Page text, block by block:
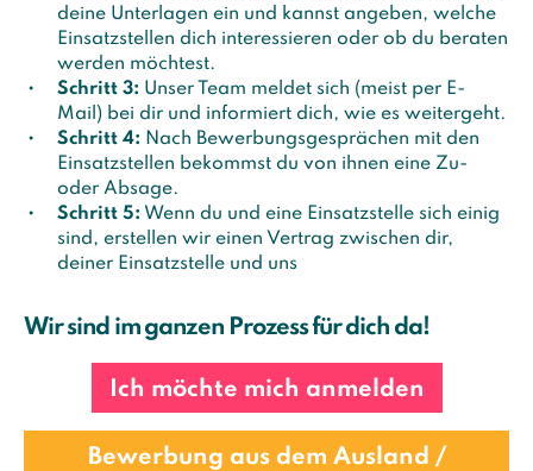
deine Unterlagen ein und kannst angeben, welche
Einsatzstellen dich interessieren oder ob du beraten
werden möchtest.
Schritt 3: Unser Team meldet sich (meist per E-
Mail) bei dir und informiert dich, wie es weitergeht.
Schritt 4: Nach Bewerbungsgesprächen mit den
Einsatzstellen bekommst du von ihnen eine Zu-
oder Absage.
Schritt 5: Wenn du und eine Einsatzstelle sich einig
sind, erstellen wir einen Vertrag zwischen dir,
deiner Einsatzstelle und uns
Wir sind im ganzen Prozess für dich da!
Ich möchte mich anmelden
Bewerbung aus dem Ausland /